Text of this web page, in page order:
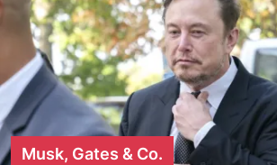
Musk, Gates & Co.